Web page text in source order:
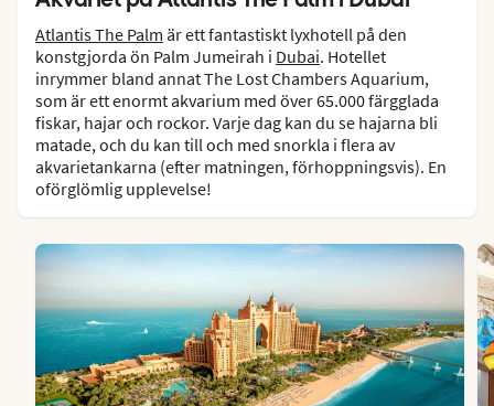
Atlantis The Palm är ett fantastiskt lyxhotell på den
konstgjorda ön Palm Jumeirah i Dubai. Hotellet
inrymmer bland annat The Lost Chambers Aquarium,
som är ett enormt akvarium med över 65.000 färgglada
fiskar, hajar och rockor. Varje dag kan du se hajarna bli
matade, och du kan till och med snorkla i flera av
akvarietankarna (efter matningen, förhoppningsvis). En
oförglömlig upplevelse!